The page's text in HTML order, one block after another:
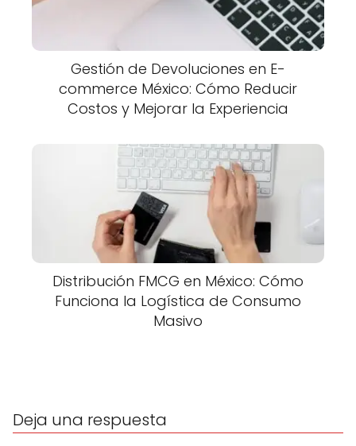
Gestión de Devoluciones en E-
commerce México: Cómo Reducir
Costos y Mejorar la Experiencia
Distribución FMCG en México: Cómo
Funciona la Logística de Consumo
Masivo
Deja una respuesta